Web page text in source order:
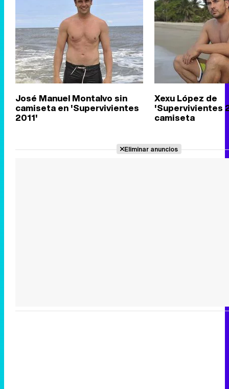
José Manuel Montalvo sin
camiseta en 'Supervivientes
2011'
Xexu López de
'Supervivientes
camiseta
Eliminar anuncios